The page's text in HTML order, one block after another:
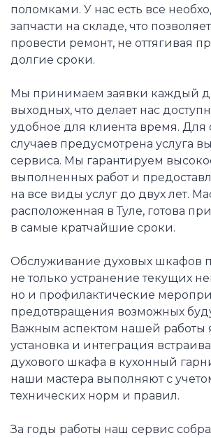
поломками. У нас есть все
запчасти на складе, что
провести ремонт, не оттягивая
долгие сроки.
Мы принимаем заявки каждый
выходных, что делает нас
удобное для клиента время. Для
случаев предусмотрена услуга
сервиса. Мы гарантируем
выполненных работ и
на все виды услуг до двух лет.
расположенная в Туле, готова
в самые кратчайшие сроки.
Обслуживание духовых шкафов
не только устранение текущих
но и профилактические
предотвращения возможных
Важным аспектом нашей работы
установка и интеграция
духового шкафа в кухонный
наши мастера выполняют с
технических норм и правил.
За годы работы наш сервис